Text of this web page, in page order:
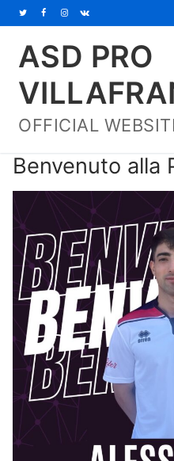
al
contenuto
ASD PRO
OFFICIAL
Home
Società
La Storia
Prima Squadra
Settore Giovanile
Benvenuto alla